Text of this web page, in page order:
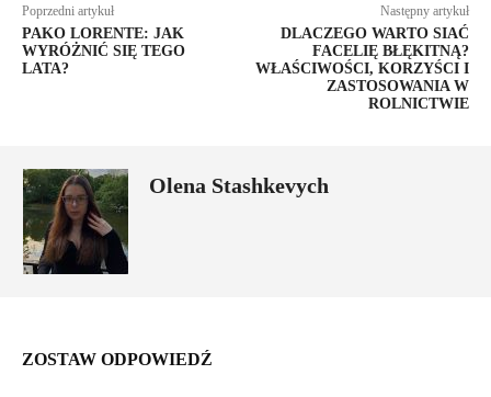
Poprzedni artykuł
PAKO LORENTE: JAK
WYRÓŻNIĆ SIĘ TEGO
LATA?
Następny artykuł
DLACZEGO WARTO SIAĆ
FACELIĘ BŁĘKITNĄ?
WŁAŚCIWOŚCI, KORZYŚCI I
ZASTOSOWANIA W
ROLNICTWIE
Olena Stashkevych
ZOSTAW ODPOWIEDŹ